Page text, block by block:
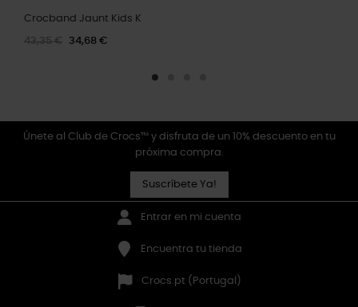
Crocband Jaunt Kids K
43,35 € 34,68 €
Únete al Club de Crocs™ y disfruta de un 10% descuento en tu
próxima compra.
Suscríbete Ya!
Entrar en mi cuenta
Encuentra tu tienda
Crocs.pt (Portugal)